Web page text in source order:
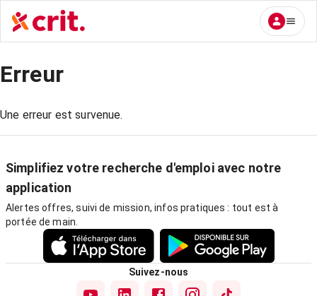
Erreur
Une erreur est survenue.
Simplifiez votre recherche d'emploi avec notre
application
Alertes offres, suivi de mission, infos pratiques : tout est à
portée de main.
Suivez-nous